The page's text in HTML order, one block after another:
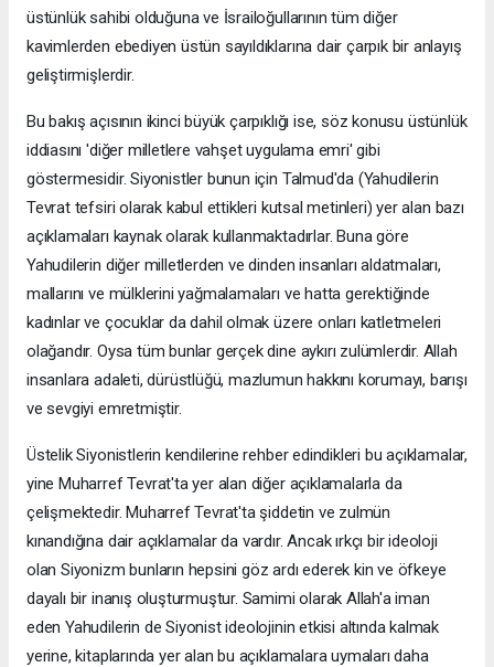
üstünlük sahibi olduğuna ve İsrailoğullarının tüm diğer
kavimlerden ebediyen üstün sayıldıklarına dair çarpık bir anlayış
geliştirmişlerdir.
Bu bakış açısının ikinci büyük çarpıklığı ise, söz konusu üstünlük
iddiasını 'diğer milletlere vahşet uygulama emri' gibi
göstermesidir. Siyonistler bunun için Talmud'da (Yahudilerin
Tevrat tefsiri olarak kabul ettikleri kutsal metinleri) yer alan bazı
açıklamaları kaynak olarak kullanmaktadırlar. Buna göre
Yahudilerin diğer milletlerden ve dinden insanları aldatmaları,
mallarını ve mülklerini yağmalamaları ve hatta gerektiğinde
kadınlar ve çocuklar da dahil olmak üzere onları katletmeleri
olağandır. Oysa tüm bunlar gerçek dine aykırı zulümlerdir. Allah
insanlara adaleti, dürüstlüğü, mazlumun hakkını korumayı, barışı
ve sevgiyi emretmiştir.
Üstelik Siyonistlerin kendilerine rehber edindikleri bu açıklamalar,
yine Muharref Tevrat'ta yer alan diğer açıklamalarla da
çelişmektedir. Muharref Tevrat'ta şiddetin ve zulmün
kınandığına dair açıklamalar da vardır. Ancak ırkçı bir ideoloji
olan Siyonizm bunların hepsini göz ardı ederek kin ve öfkeye
dayalı bir inanış oluşturmuştur. Samimi olarak Allah'a iman
eden Yahudilerin de Siyonist ideolojinin etkisi altında kalmak
yerine, kitaplarında yer alan bu açıklamalara uymaları daha